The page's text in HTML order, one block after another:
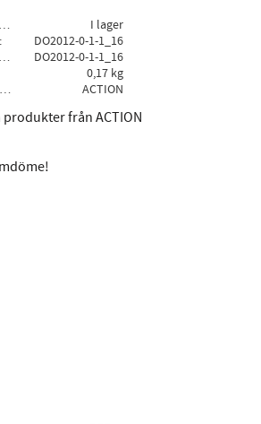
Lagerstatus
I lager
DO2012-0-1-1_16
Tillv. artikelnr
DO2012-0-1-1_16
0,17 kg
Tillverkare
ACTION
produkter från ACTION